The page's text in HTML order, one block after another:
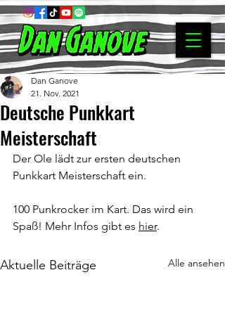
Deutsche Punkkart
Meisterschaft
Dan Ganove
21. Nov. 2021
Der Ole lädt zur ersten deutschen
Punkkart Meisterschaft ein.
100 Punkrocker im Kart. Das wird ein
Spaß! Mehr Infos gibt es hier.
Aktuelle Beiträge Alle ansehen